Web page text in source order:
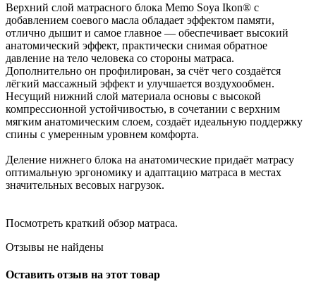
Верхний слой матрасного блока Memo Soya Ikon® с
добавлением соевого масла обладает эффектом памяти,
отлично дышит и самое главное — обеспечивает высокий
анатомический эффект, практически снимая обратное
давление на тело человека со стороны матраса.
Дополнительно он профилирован, за счёт чего создаётся
лёгкий массажный эффект и улучшается воздухообмен.
Несущий нижний слой материала основы с высокой
компрессионной устойчивостью, в сочетании с верхним
мягким анатомическим слоем, создаёт идеальную поддержку
спины с умеренным уровнем комфорта.
Деление нижнего блока на анатомические придаёт матрасу
оптимальную эргономику и адаптацию матраса в местах
значительных весовых нагрузок.
Посмотреть краткий обзор матраса.
Отзывы не найдены
Оставить отзыв на этот товар